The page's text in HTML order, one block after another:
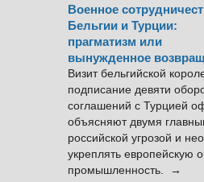
Военное
Бельгии и Турции:
прагматизм или
вынужденное
Визит бельгийской
подписание девяти
соглашений с Турцией
объясняют двумя
российской угрозой и
укреплять европейскую
промышленность. →